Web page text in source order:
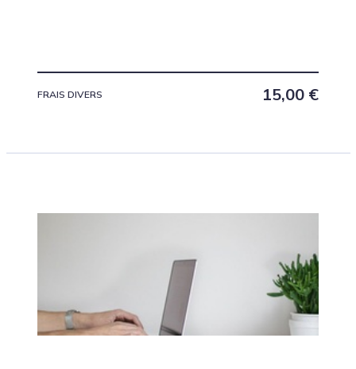
FRAIS DIVERS 15,00 €